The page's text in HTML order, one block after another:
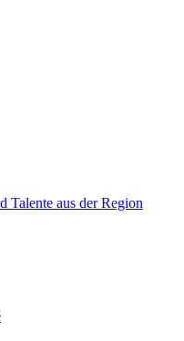
Talente aus der Region